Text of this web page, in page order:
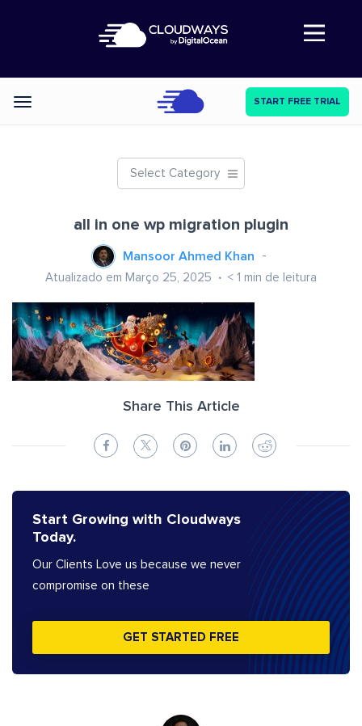
Abre a navegação
Categories START FREE TRIAL
Select Category
all in one wp migration plugin
Mansoor Ahmed Khan
Atualizado em Março 25, 2025 < 1 min de leitura
Share This Article
Start Growing with Cloudways
Today.
Our Clients Love us because we never
compromise on these
GET STARTED FREE